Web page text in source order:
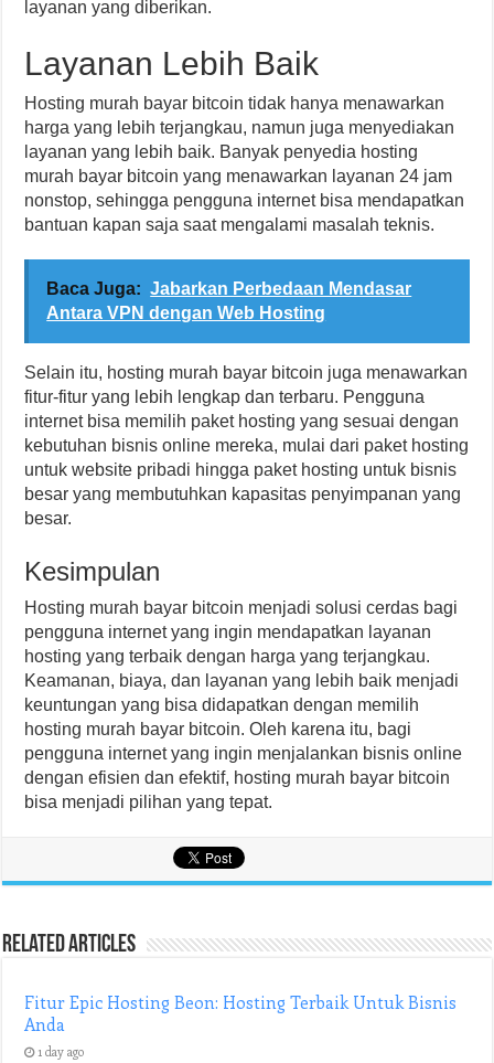
layanan yang diberikan.
Layanan Lebih Baik
Hosting murah bayar bitcoin tidak hanya menawarkan
harga yang lebih terjangkau, namun juga menyediakan
layanan yang lebih baik. Banyak penyedia hosting
murah bayar bitcoin yang menawarkan layanan 24 jam
nonstop, sehingga pengguna internet bisa mendapatkan
bantuan kapan saja saat mengalami masalah teknis.
Baca Juga: Jabarkan Perbedaan Mendasar
Antara VPN dengan Web Hosting
Selain itu, hosting murah bayar bitcoin juga menawarkan
fitur-fitur yang lebih lengkap dan terbaru. Pengguna
internet bisa memilih paket hosting yang sesuai dengan
kebutuhan bisnis online mereka, mulai dari paket hosting
untuk website pribadi hingga paket hosting untuk bisnis
besar yang membutuhkan kapasitas penyimpanan yang
besar.
Kesimpulan
Hosting murah bayar bitcoin menjadi solusi cerdas bagi
pengguna internet yang ingin mendapatkan layanan
hosting yang terbaik dengan harga yang terjangkau.
Keamanan, biaya, dan layanan yang lebih baik menjadi
keuntungan yang bisa didapatkan dengan memilih
hosting murah bayar bitcoin. Oleh karena itu, bagi
pengguna internet yang ingin menjalankan bisnis online
dengan efisien dan efektif, hosting murah bayar bitcoin
bisa menjadi pilihan yang tepat.
Related Articles
Fitur Epic Hosting Beon: Hosting Terbaik Untuk Bisnis
Anda
1 day ago